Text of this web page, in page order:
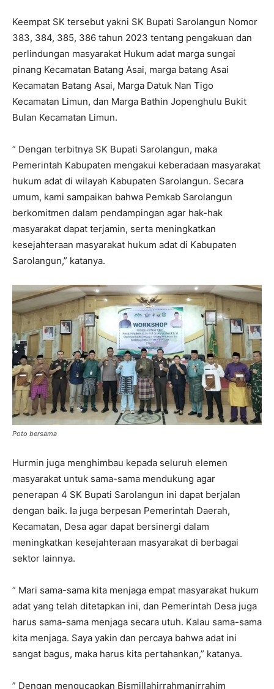
Keempat SK tersebut yakni SK Bupati Sarolangun Nomor
383, 384, 385, 386 tahun 2023 tentang pengakuan dan
perlindungan masyarakat Hukum adat marga sungai
pinang Kecamatan Batang Asai, marga batang Asai
Kecamatan Batang Asai, Marga Datuk Nan Tigo
Kecamatan Limun, dan Marga Bathin Jopenghulu Bukit
Bulan Kecamatan Limun.
” Dengan terbitnya SK Bupati Sarolangun, maka
Pemerintah Kabupaten mengakui keberadaan masyarakat
hukum adat di wilayah Kabupaten Sarolangun. Secara
umum, kami sampaikan bahwa Pemkab Sarolangun
berkomitmen dalam pendampingan agar hak-hak
masyarakat dapat terjamin, serta meningkatkan
kesejahteraan masyarakat hukum adat di Kabupaten
Sarolangun,” katanya.
Poto bersama
Hurmin juga menghimbau kepada seluruh elemen
masyarakat untuk sama-sama mendukung agar
penerapan 4 SK Bupati Sarolangun ini dapat berjalan
dengan baik. Ia juga berpesan Pemerintah Daerah,
Kecamatan, Desa agar dapat bersinergi dalam
meningkatkan kesejahteraan masyarakat di berbagai
sektor lainnya.
” Mari sama-sama kita menjaga empat masyarakat hukum
adat yang telah ditetapkan ini, dan Pemerintah Desa juga
harus sama-sama menjaga secara utuh. Kalau sama-sama
kita menjaga. Saya yakin dan percaya bahwa adat ini
sangat bagus, maka harus kita pertahankan,” katanya.
” Dengan mengucapkan Bismillahirrahmanirrahim